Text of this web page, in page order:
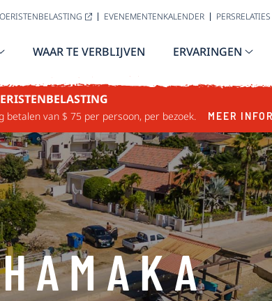
EVENEMENTENKALENDER PERSRELATIES
WAAR TE VERBLIJVEN ERVARINGEN
van $ 75 per persoon, per bezoek. MEER